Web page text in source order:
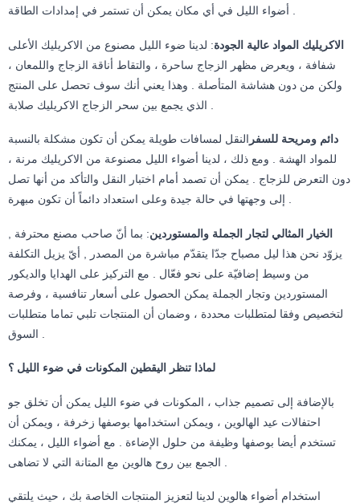
أضواء الليل في أي مكان يمكن أن تستمر في إمدادات الطاقة .
الاكريليك المواد عالية الجودة: لدينا ضوء الليل مصنوع من الاكريليك الأعلى
شفافة ، ويعرض مظهر الزجاج ساحرة ، والتقاط أناقة الزجاج واللمعان ،
ولكن من دون هشاشة المتأصلة . وهذا يعني أنك سوف تحصل على المنتج
دائم ومريحة للسفر النقل لمسافات طويلة يمكن أن تكون مشكلة بالنسبة
للمواد الهشة . ومع ذلك ، لدينا أضواء الليل مصنوعة من الاكريليك مرنة ،
دون التعرض للزجاج . يمكن أن تصمد أمام اختبار النقل والتأكد من أنها تصل
إلى وجهتها في حالة جيدة وعلى استعداد دائماً أن تكون مبهرة .
الخيار المثالي لتجار الجملة والمستوردين: بما أنّ صاحب مصنع محترفة ,
يزوّد نحن هذا ليل مصباح جدّا يتقدّم مباشرة من المصدر , أيّ يزيل التكلفة
من وسيط إضافيّة على نحو فعّال . مع التركيز على الهدايا والديكور
المستوردين وتجار الجملة يمكن الحصول على أسعار تنافسية ، وفرصة
لتخصيص وفقا لمتطلبات محددة ، وضمان أن المنتجات تلبي تماما متطلبات
لماذا تنظر اليقطين المكونات في ضوء الليل ؟
بالإضافة إلى تصميم جذاب ، المكونات في ضوء الليل يمكن أن تخلق جو
احتفالات عيد الهالوين ، ويمكن استخدامها بوصفها زخرفة ، ويمكن أن
تستخدم أيضا بوصفها وظيفة من حلول الإضاءة . مع أضواء الليل ، يمكنك
استخدام أضواء هالوين لدينا لتعزيز المنتجات الخاصة بك ، حيث يلتقي